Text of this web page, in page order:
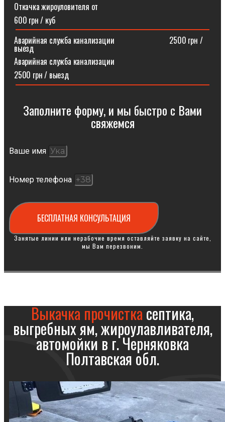
Откачка жироуловителя от
600 грн / куб
Аварийная служба канализации ⠀⠀⠀⠀⠀⠀⠀⠀⠀2500 грн /
выезд
Аварийная служба канализации
2500 грн / выезд
Заполните форму, и мы быстро с Вами
свяжемся​
Ваше имя
Номер телефона
БЕСПЛАТНАЯ КОНСУЛЬТАЦИЯ
Занятые линии или нерабочие время оставляйте заявку на сайте,
мы Вам перезвоним.
Выкачка прочисткасептика,
выгребных ям, жироулавливателя,
автомойки в г. Черняковка
Полтавская обл.